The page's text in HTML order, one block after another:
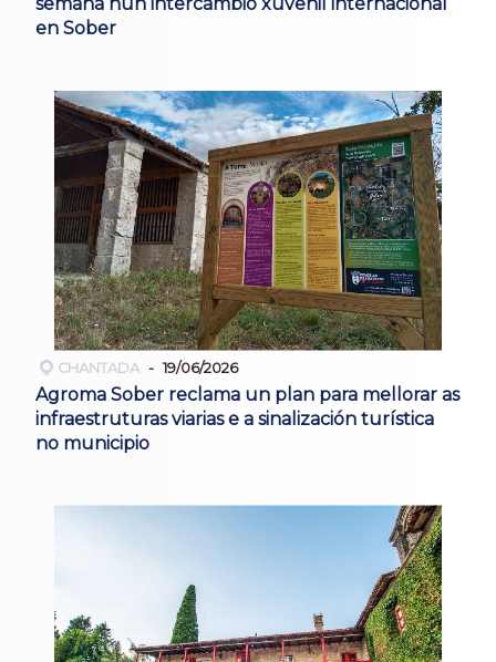
en Sober
CHANTADA 19/06/2026
Agroma Sober reclama un plan para mellorar as
infraestruturas viarias e a sinalización turística
no municipio